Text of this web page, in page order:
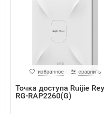
избранное сравнить
Точка доступа Ruijie
RG-RAP2260(G)